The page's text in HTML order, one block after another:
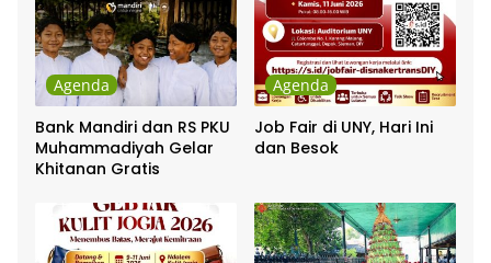
Agenda
Bank Mandiri dan RS PKU
Muhammadiyah Gelar
Khitanan Gratis
Agenda
Job Fair di UNY, Hari Ini
dan Besok